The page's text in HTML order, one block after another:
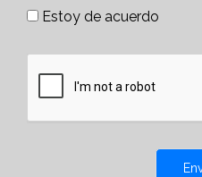
Estoy de acuerdo